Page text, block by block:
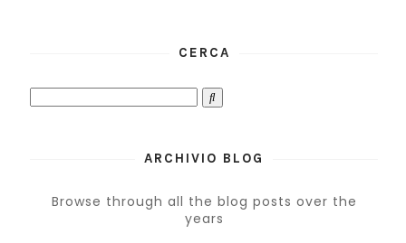
CERCA
ARCHIVIO BLOG
Browse through all the blog posts over the
years